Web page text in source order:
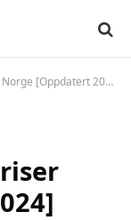
[Oppdatert 2024]